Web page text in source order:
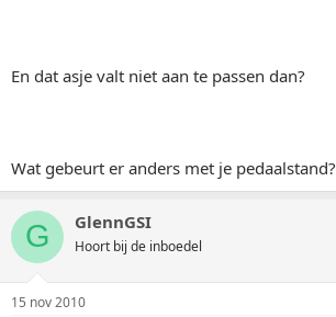
En dat asje valt niet aan te passen dan?
Wat gebeurt er anders met je pedaalstand?
G GlennGSI
Hoort bij de inboedel
15 nov 2010